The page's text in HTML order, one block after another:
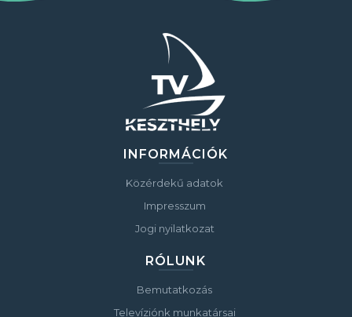
INFORMÁCIÓK
Közérdekű adatok
Impresszum
Jogi nyilatkozat
RÓLUNK
Bemutatkozás
Televíziónk munkatársai